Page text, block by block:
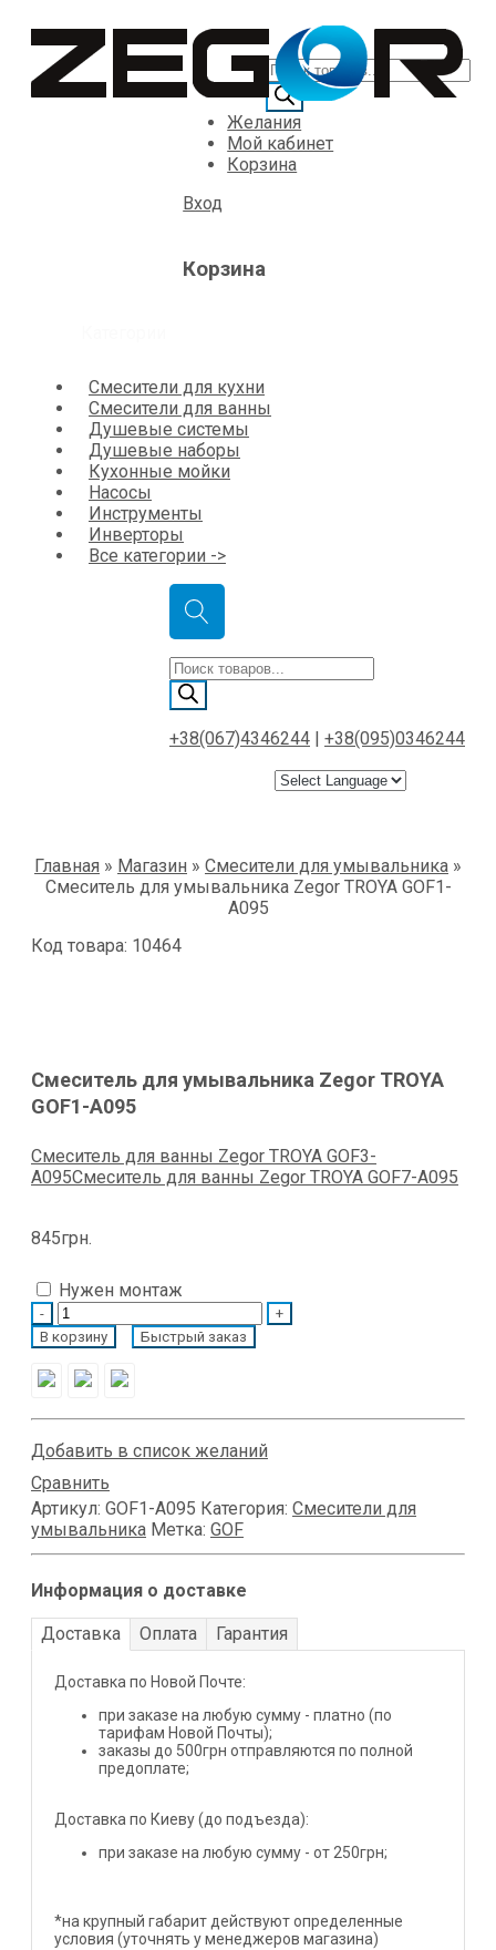
Желания
Мой кабинет
Корзина
Вход
Корзина
Смесители для кухни
Смесители для ванны
Душевые системы
Душевые наборы
Кухонные мойки
Насосы
Инструменты
Инверторы
Все категории ->
Поиск
товаров
+38(067)4346244 +38(095)0346244
Главная » Магазин » Смесители для умывальника »
Смеситель для умывальника Zegоr TROYA GOF1-
A095
Код товара: 10464
Смеситель для умывальника Zegоr TROYA
GOF1-A095
Смеситель для ванны Zegоr TROYA GOF3-
A095Смеситель для ванны Zegоr TROYA GOF7-A095
845грн.
Нужен монтаж
Quantity
В корзину Быстрый заказ
Добавить в список желаний
Сравнить
Артикул: GOF1-A095 Категория: Смесители для
умывальника Метка: GOF
Информация о доставке
Доставка Оплата Гарантия
Доставка по Новой Почте:
при заказе на любую сумму - платно (по
тарифам Новой Почты);
заказы до 500грн отправляются по полной
предоплате;
Доставка по Киеву (до подъезда):
при заказе на любую сумму - от 250грн;
*на крупный габарит действуют определенные
условия (уточнять у менеджеров магазина)